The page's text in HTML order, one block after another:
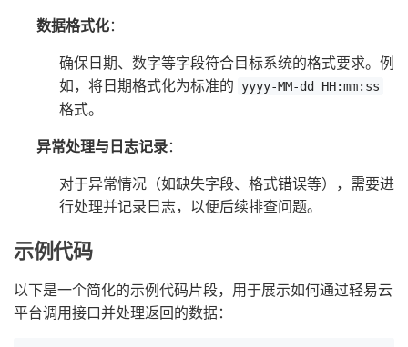
数据格式化：
确保日期、数字等字段符合目标系统的格式要求。例
如，将日期格式化为标准的
yyyy-MM-dd HH:mm:ss
格式。
异常处理与日志记录：
对于异常情况（如缺失字段、格式错误等），需要进
行处理并记录日志，以便后续排查问题。
示例代码
以下是一个简化的示例代码片段，用于展示如何通过轻易云
平台调用接口并处理返回的数据：